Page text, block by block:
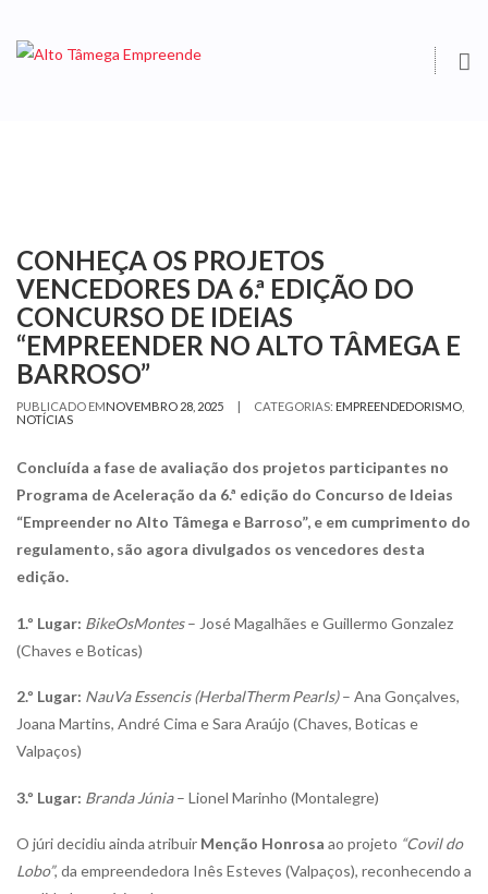
CONHEÇA OS PROJETOS
VENCEDORES DA 6.ª EDIÇÃO DO
CONCURSO DE IDEIAS
“EMPREENDER NO ALTO TÂMEGA E
BARROSO”
PUBLICADO EMNOVEMBRO 28, 2025 | CATEGORIAS: EMPREENDEDORISMO
NOTÍCIAS
Concluída a fase de avaliação dos projetos participantes no
Programa de Aceleração da 6.ª edição do Concurso de Ideias
“Empreender no Alto Tâmega e Barroso”, e em cumprimento do
regulamento, são agora divulgados os vencedores desta
edição.
1.º Lugar: BikeOsMontes– José Magalhães e Guillermo Gonzalez
(Chaves e Boticas)
2.º Lugar: NauVa Essencis (HerbalTherm Pearls)– Ana Gonçalves,
Joana Martins, André Cima e Sara Araújo (Chaves, Boticas e
Valpaços)
3.º Lugar: Branda Júnia– Lionel Marinho (Montalegre)
O júri decidiu ainda atribuir Menção Honrosa ao projeto “Covil do
Lobo”, da empreendedora Inês Esteves (Valpaços), reconhecendo a